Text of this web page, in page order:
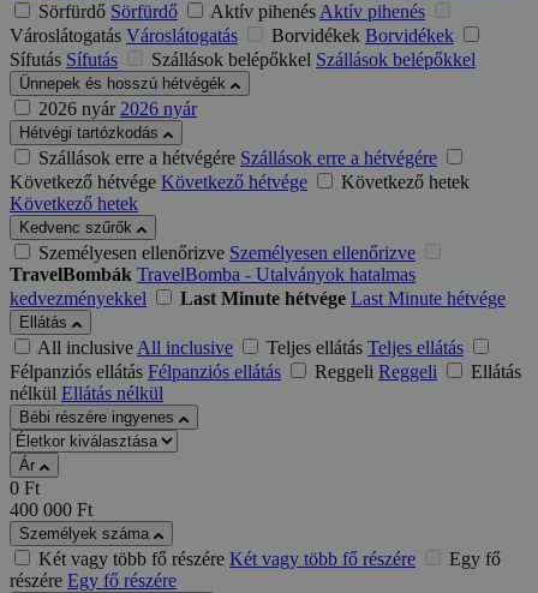
Sörfürdő Sörfürdő Aktív pihenésAktív pihenés
Városlátogatás Városlátogatás Borvidékek Borvidékek
Sífutás Sífutás Szállások belépőkkel Szállások belépőkkel
Ünnepek és hosszú hétvégék
2026 nyár 2026 nyár
Hétvégi tartózkodás
Szállások erre a hétvégére Szállások erre a hétvégére
Következő hétvége Következő hétvége
Következő hetek
Következő hetek
Kedvenc szűrők
Személyesen ellenőrizve Személyesen ellenőrizve
TravelBombák TravelBomba - Utalványok hatalmas
kedvezményekkel
Last Minute hétvége Last Minute hétvége
Ellátás
All inclusiveAll inclusive Teljes ellátás Teljes ellátás
Félpanziós ellátás Félpanziós ellátás Reggeli Reggeli
Ellátás
nélkül Ellátás nélkül
Bébi részére ingyenes
Ár
0 Ft
400 000 Ft
Személyek száma
Két vagy több fő részére Két vagy több fő részére
Egy fő
részére Egy fő részére